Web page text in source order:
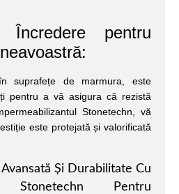
Încredere pentru
suprafețe de marmura, este
pentru a vă asigura că rezistă
Stonetechn, vă
este protejată și valorificată
Și Durabilitate Cu
Stonetechn Pentru